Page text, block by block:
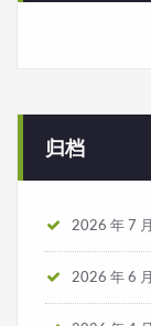
归档
2026 年 7 月
2026 年 6 月